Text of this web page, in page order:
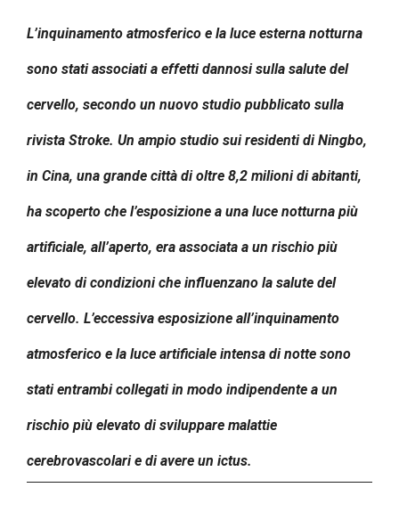
L’inquinamento atmosferico e la luce esterna notturna
sono stati associati a effetti dannosi sulla salute del
cervello, secondo un nuovo studio pubblicato sulla
rivista Stroke. Un ampio studio sui residenti di Ningbo,
in Cina, una grande città di oltre 8,2 milioni di abitanti,
ha scoperto che l’esposizione a una luce notturna più
artificiale, all’aperto, era associata a un rischio più
elevato di condizioni che influenzano la salute del
cervello. L’eccessiva esposizione all’inquinamento
atmosferico e la luce artificiale intensa di notte sono
stati entrambi collegati in modo indipendente a un
rischio più elevato di sviluppare malattie
cerebrovascolari e di avere un ictus.